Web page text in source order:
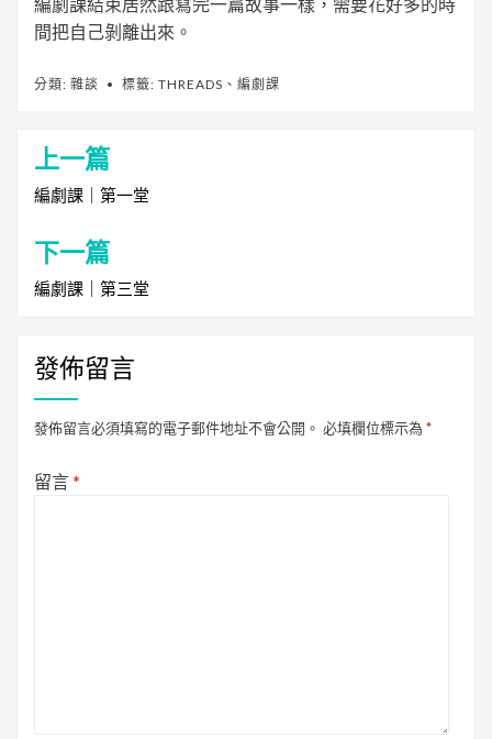
編劇課結束居然跟寫完一篇故事一樣，需要花好多的時
間把自己剝離出來。
分類: 雜談 標籤: THREADS 、 編劇課
文
章
導
覽
上一篇
編劇課｜第一堂
下一篇
編劇課｜第三堂
發佈留言
發佈留言必須填寫的電子郵件地址不會公開。 必填欄位標示為 *
留言*